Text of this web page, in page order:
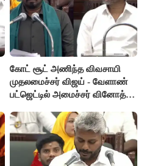
கோட் சூட் அணிந்த விவசாயி
முதலமைச்சர் விஜய் - வேளாண்
பட்ஜெட்டில் அமைச்சர் வினோத்